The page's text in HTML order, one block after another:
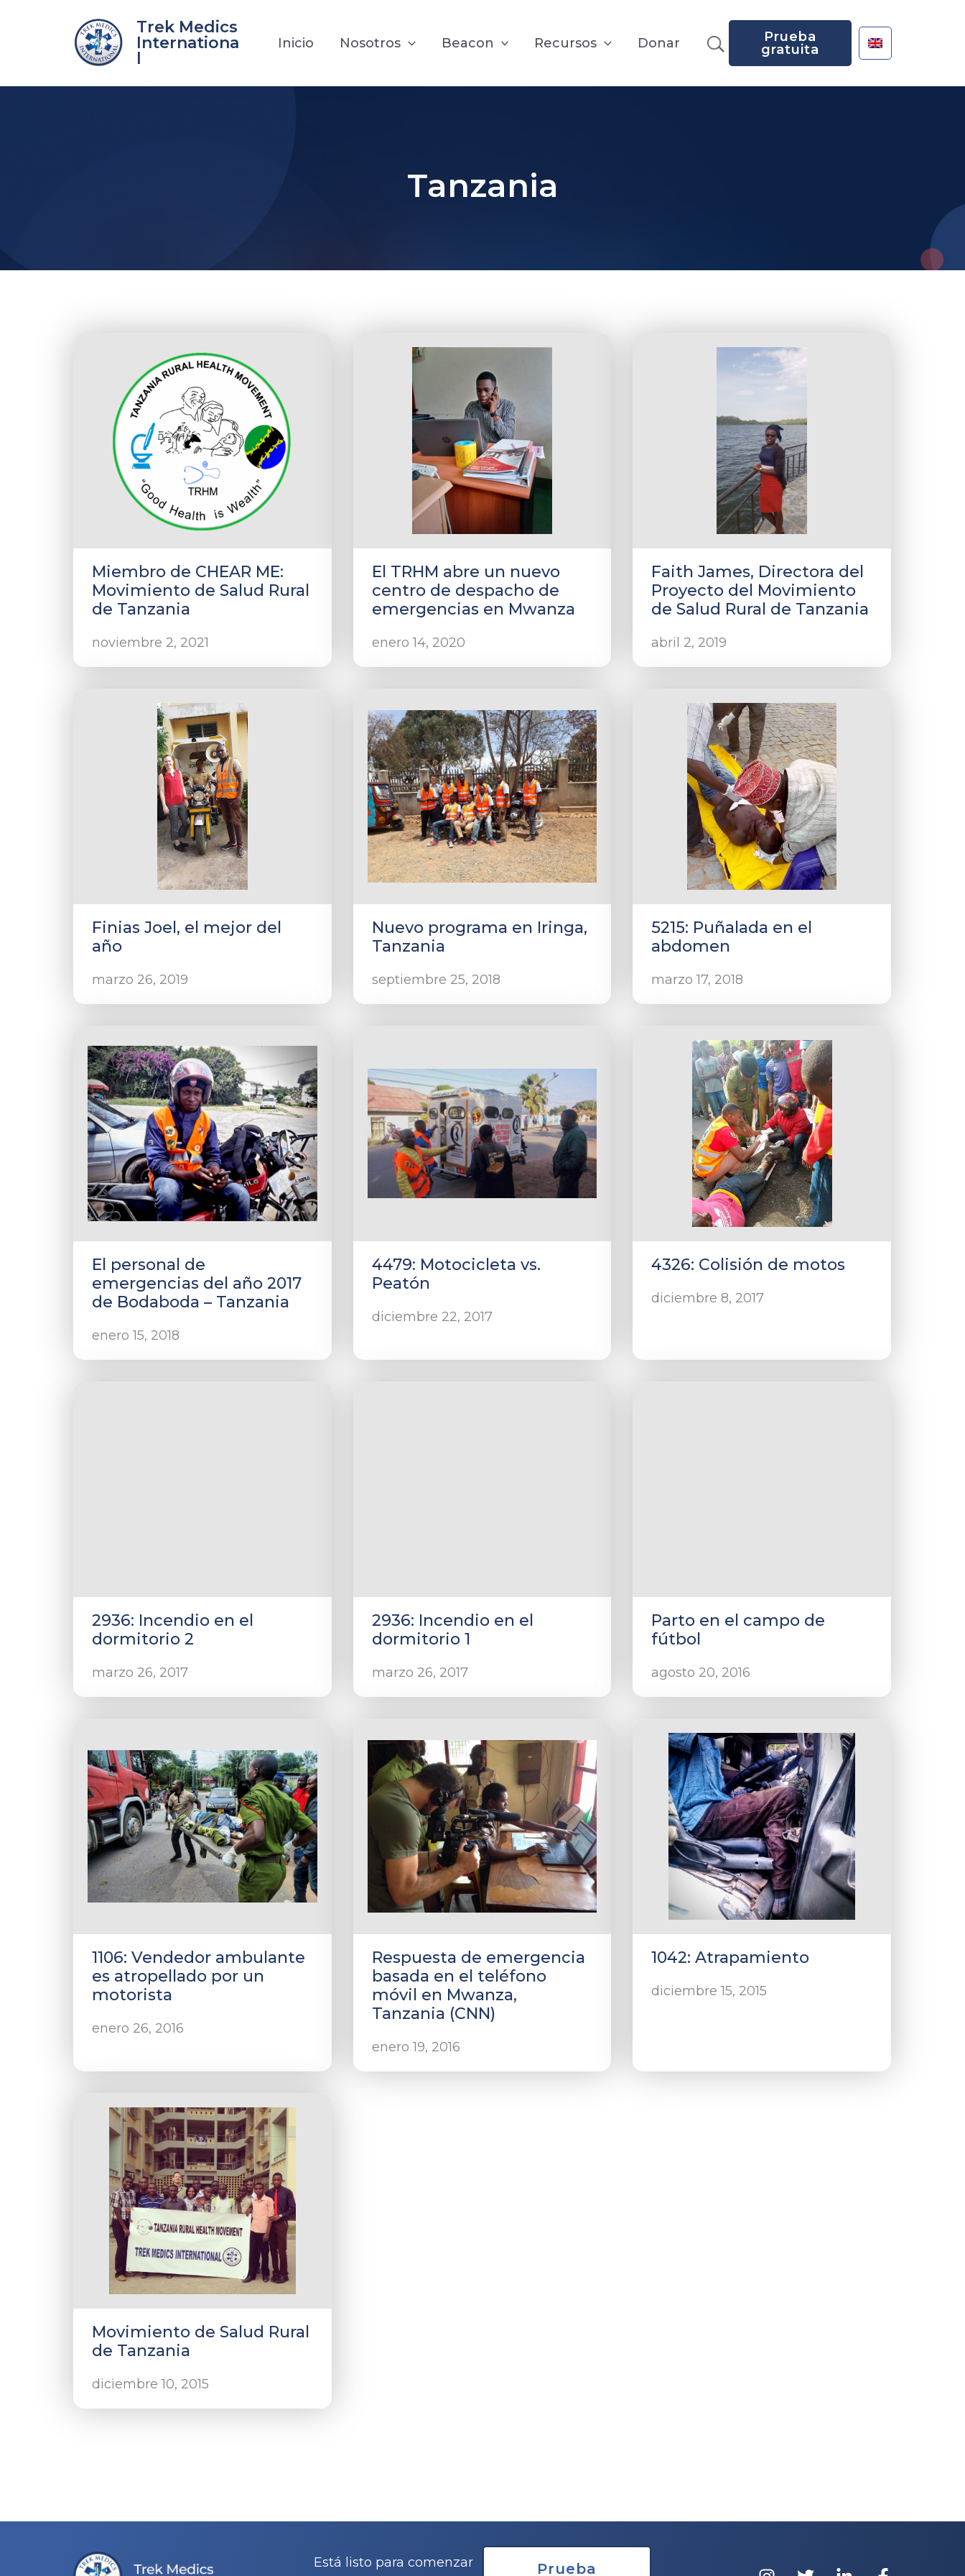
Trek Medics
Internationa
Inicio Nosotros Beacon Recursos Donar
Prueba
gratuita
Tanzania
Miembro de CHEAR ME:
Movimiento de Salud Rural
de Tanzania
noviembre 2, 2021
El TRHM abre un nuevo
centro de despacho de
emergencias en Mwanza
enero 14, 2020
Faith James, Directora del
Proyecto del Movimiento
de Salud Rural de Tanzania
abril 2, 2019
Finias Joel, el mejor del
año
marzo 26, 2019
Nuevo programa en Iringa,
Tanzania
septiembre 25, 2018
5215: Puñalada en el
abdomen
marzo 17, 2018
El personal de
emergencias del año 2017
de Bodaboda – Tanzania
enero 15, 2018
4479: Motocicleta vs.
Peatón
diciembre 22, 2017
4326: Colisión de motos
diciembre 8, 2017
2936: Incendio en el
dormitorio 2
marzo 26, 2017
2936: Incendio en el
dormitorio 1
marzo 26, 2017
Parto en el campo de
fútbol
agosto 20, 2016
1106: Vendedor ambulante
es atropellado por un
motorista
enero 26, 2016
Respuesta de emergencia
basada en el teléfono
móvil en Mwanza,
Tanzania (CNN)
enero 19, 2016
1042: Atrapamiento
diciembre 15, 2015
Movimiento de Salud Rural
de Tanzania
diciembre 10, 2015
Está listo para comenzar
Prueba